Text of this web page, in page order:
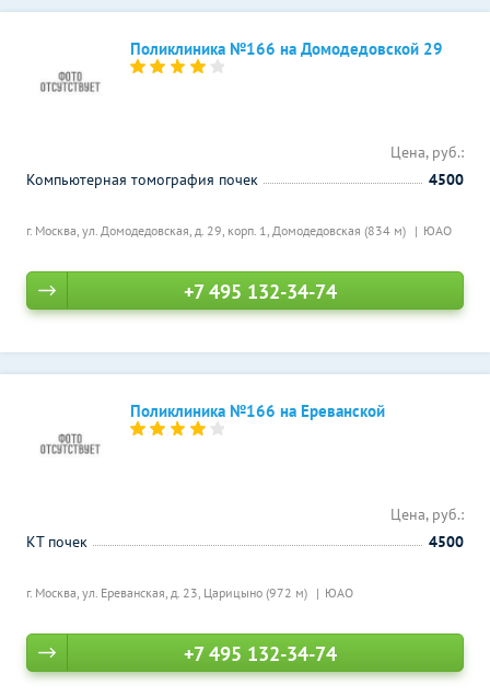
Поликлиника №166 на Домодедовской 29
г. Москва, ул. Домодедовская, д. 29, корп. 1, Домодедовская (834 м) ЮАО
Цена, руб.:
Компьютерная томография почек
4500
+7 495 132-34-74
Поликлиника №166 на Ереванской
г. Москва, ул. Ереванская, д. 23, Царицыно (972 м) ЮАО
Цена, руб.:
КТ почек
4500
+7 495 132-34-74